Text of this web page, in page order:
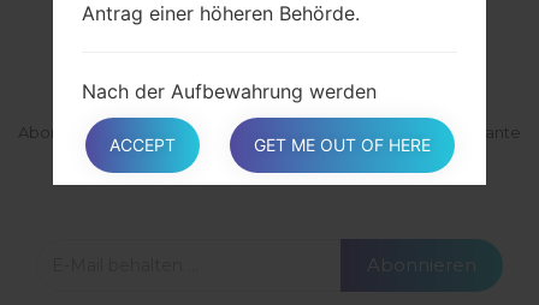
ABONNIEREN
Abonnieren Sie unsere Mailingliste und erhalten Sie interessante
Materialien und Updates per E-Mail.
Abonnieren
Antrag einer höheren Behörde.
Nach der Aufbewahrung werden
personenbezogene Daten gelöscht. Das
Recht auf Auskunft, das Recht auf
Löschung, das Recht auf Berichtigung
können daher nach Ablauf der
Aufbewahrungsfrist nicht erfüllt werden.
ACCEPT GET ME OUT OF HERE